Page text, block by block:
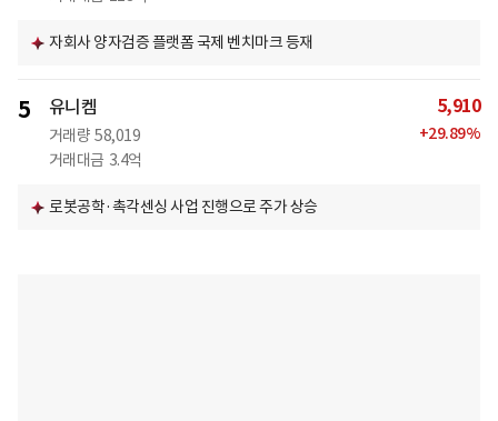
자회사 양자검증 플랫폼 국제 벤치마크 등재
5 유니켐
거래량 58,019
거래대금 3.4억
5,910
+29.89%
로봇공학·촉각센싱 사업 진행으로 주가 상승